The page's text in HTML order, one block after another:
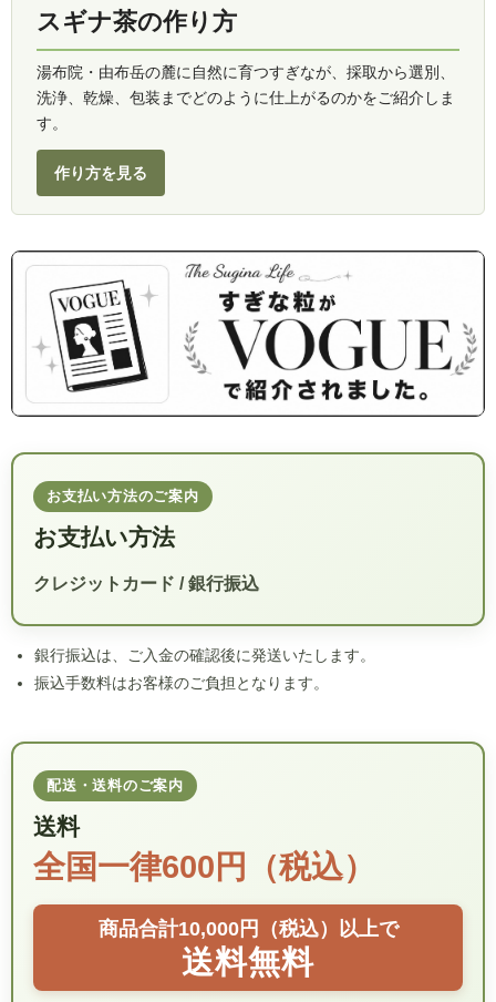
スギナ茶の作り方
湯布院・由布岳の麓に自然に育つすぎなが、採取から選別、
洗浄、乾燥、包装までどのように仕上がるのかをご紹介しま
す。
作り方を見る
お支払い方法のご案内
お支払い方法
クレジットカード / 銀行振込
銀行振込は、ご入金の確認後に発送いたします。
振込手数料はお客様のご負担となります。
配送・送料のご案内
送料
全国一律600円（税込）
商品合計10,000円（税込）以上で
送料無料